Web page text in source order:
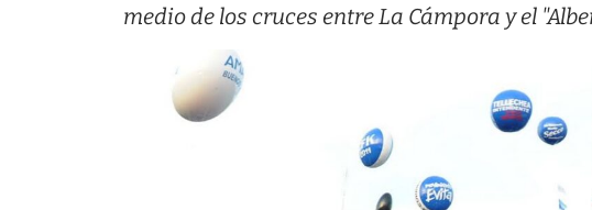
medio de los cruces entre La Cámpora y el